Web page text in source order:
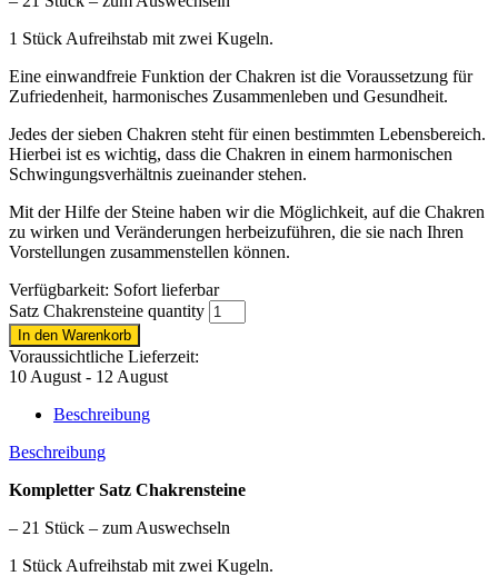
1 Stück Aufreihstab mit zwei Kugeln.
Eine einwandfreie Funktion der Chakren ist die Voraussetzung für
Zufriedenheit, harmonisches Zusammenleben und Gesundheit.
Jedes der sieben Chakren steht für einen bestimmten Lebensbereich.
Hierbei ist es wichtig, dass die Chakren in einem harmonischen
Schwingungsverhältnis zueinander stehen.
Mit der Hilfe der Steine haben wir die Möglichkeit, auf die Chakren
zu wirken und Veränderungen herbeizuführen, die sie nach Ihren
Vorstellungen zusammenstellen können.
Verfügbarkeit: Sofort lieferbar
Satz Chakrensteine quantity
In den Warenkorb
Voraussichtliche Lieferzeit:
10 August - 12 August
Beschreibung
Beschreibung
Kompletter Satz Chakrensteine
– 21 Stück – zum Auswechseln
1 Stück Aufreihstab mit zwei Kugeln.